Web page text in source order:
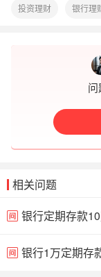
投资理财 银行理
相关问题
银行定期存款
银行1万定期存